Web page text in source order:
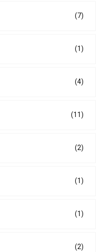
(7)
(1)
(4)
(11)
(2)
(1)
(1)
(2)